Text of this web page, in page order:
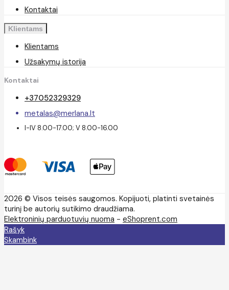
Kontaktai
Klientams
Klientams
Užsakymų istorija
Kontaktai
+37052329329
metalas@merlana.lt
I-IV 8.00-17.00; V 8.00-16.00
2026 © Visos teisės saugomos. Kopijuoti, platinti svetainės
turinį be autorių sutikimo draudžiama.
Elektroninių parduotuvių nuoma - eShoprent.com
Rašyk
Skambink